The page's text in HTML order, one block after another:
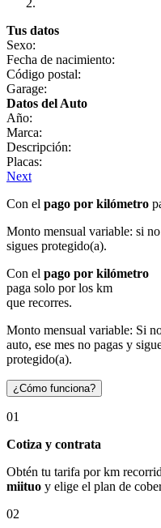
Tus datos
Sexo:
Fecha de nacimiento:
Código postal:
Garage:
Datos del Auto
Año:
Marca:
Descripción:
Placas:
Next
Con el pago por kilómetro
Monto mensual variable: si
sigues protegido(a).
Con el pago por kilómetro
paga solo por los km
que recorres.
Monto mensual variable: Si
auto, ese mes no pagas y
protegido(a).
¿Cómo funciona?
01
Cotiza y contrata
Obtén tu tarifa por km
miituo y elige el plan de
02